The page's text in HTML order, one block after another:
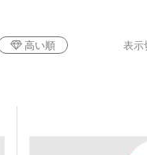
高い順 表示
ポリエステル
オリジナルユ
マグネット
ペン立て・トレ